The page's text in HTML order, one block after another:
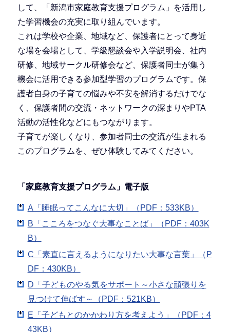
して、「新潟市家庭教育支援プログラム」を活用し
た学習機会の充実に取り組んでいます。
これは学校や企業、地域など、保護者にとって身近
な場を会場として、学級懇談会や入学説明会、社内
研修、地域サークル研修会など、保護者同士が集う
機会に活用できる参加型学習のプログラムです。保
護者自身の子育ての悩みや不安を解消するだけでな
く、保護者間の交流・ネットワークの深まりやPTA
活動の活性化などにもつながります。
子育てが楽しくなり、参加者同士の交流が生まれる
このプログラムを、ぜひ体験してみてください。
「家庭教育支援プログラム」電子版
A「睡眠ってこんなに大切」（PDF：533KB）
B「こころをつなぐ大事なことば」（PDF：403K
B）
C「素直に言えるようになりたい大事な言葉」（P
DF：430KB）
D「子どものやる気をサポート～小さな頑張りを
見つけて伸ばす～（PDF：521KB）
E「子どもとのかかわり方を考えよう」（PDF：4
43KB）